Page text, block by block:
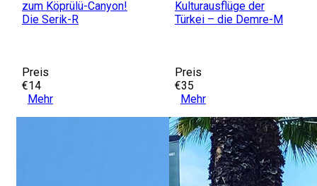
zum Köprülü-Canyon!
Die Serik-R
Preis
€14
Mehr
Kulturausflüge der
Türkei – die Demre-M
Preis
€35
Mehr